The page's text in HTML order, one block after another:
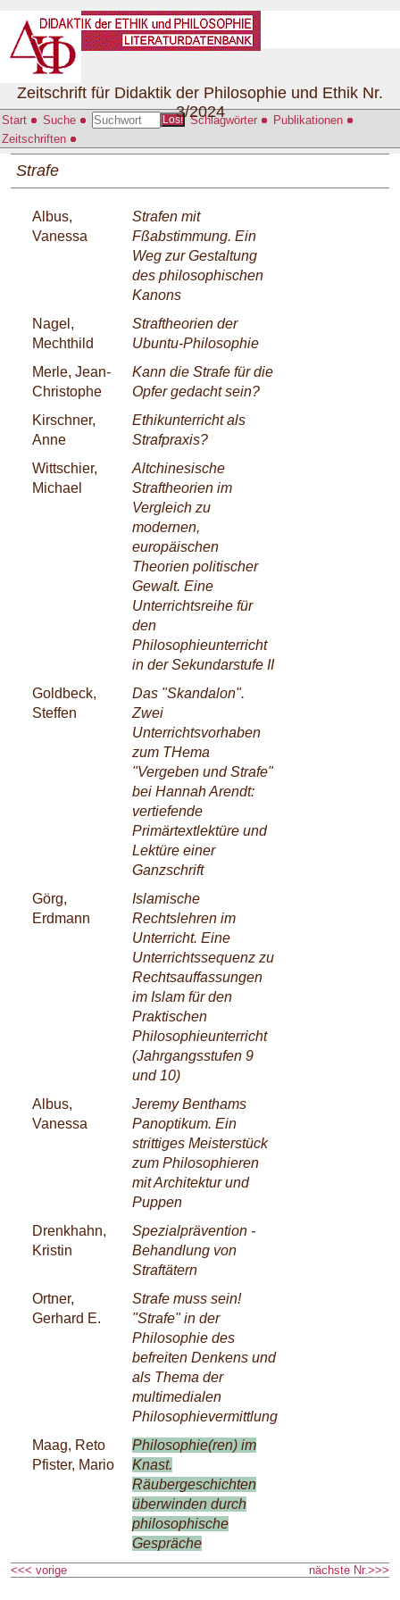
Start Suche Los! Schlagwörter
Publikationen
Zeitschriften
Zeitschrift für Didaktik der Philosophie und Ethik Nr.
3/2024
Strafe
Albus,
Vanessa
Strafen mit
Fßabstimmung. Ein
Weg zur Gestaltung
des philosophischen
Kanons
Nagel,
Mechthild
Straftheorien der
Ubuntu-Philosophie
Merle, Jean-
Christophe
Kann die Strafe für die
Opfer gedacht sein?
Kirschner,
Anne
Ethikunterricht als
Strafpraxis?
Wittschier,
Michael
Altchinesische
Straftheorien im
Vergleich zu
modernen,
europäischen
Theorien politischer
Gewalt. Eine
Unterrichtsreihe für
den
Philosophieunterricht
in der Sekundarstufe II
Goldbeck,
Steffen
Das "Skandalon".
Zwei
Unterrichtsvorhaben
zum THema
"Vergeben und Strafe"
bei Hannah Arendt:
vertiefende
Primärtextlektüre und
Lektüre einer
Ganzschrift
Görg,
Erdmann
Islamische
Rechtslehren im
Unterricht. Eine
Unterrichtssequenz zu
Rechtsauffassungen
im Islam für den
Praktischen
Philosophieunterricht
(Jahrgangsstufen 9
und 10)
Albus,
Vanessa
Jeremy Benthams
Panoptikum. Ein
strittiges Meisterstück
zum Philosophieren
mit Architektur und
Puppen
Drenkhahn,
Kristin
Spezialprävention -
Behandlung von
Straftätern
Ortner,
Gerhard E.
Strafe muss sein!
"Strafe" in der
Philosophie des
befreiten Denkens und
als Thema der
multimedialen
Philosophievermittlung
Maag, Reto
Pfister, Mario
Philosophie(ren) im
Knast.
Räubergeschichten
überwinden durch
philosophische
Gespräche
<<< vorige nächste Nr.>>>